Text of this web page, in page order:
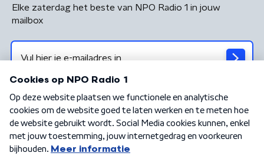
Elke zaterdag het beste van NPO Radio 1 in jouw
mailbox
Algemene voorwaarden